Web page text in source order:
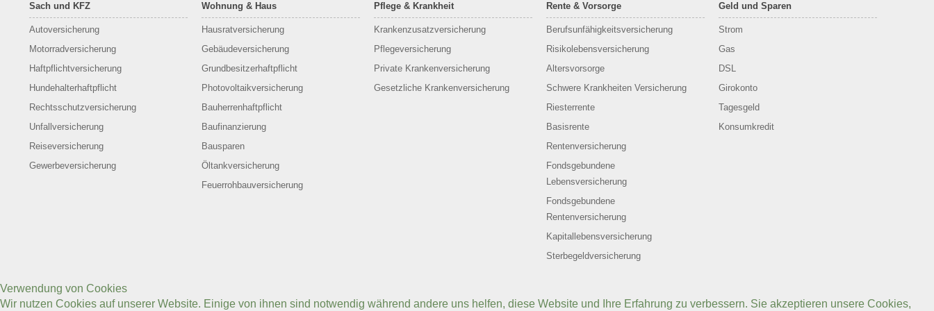
Sach und KFZ
Autoversicherung
Motorradversicherung
Haftpflichtversicherung
Hundehalterhaftpflicht
Rechtsschutzversicherung
Unfallversicherung
Reiseversicherung
Gewerbeversicherung
Wohnung & Haus
Hausratversicherung
Gebäudeversicherung
Grundbesitzerhaftpflicht
Photovoltaikversicherung
Bauherrenhaftpflicht
Baufinanzierung
Bausparen
Öltankversicherung
Feuerrohbauversicherung
Pflege & Krankheit
Krankenzusatzversicherung
Pflegeversicherung
Private Krankenversicherung
Gesetzliche Krankenversicherung
Rente & Vorsorge
Berufs­unfähigkeitsversicherung
Risikolebensversicherung
Altersvorsorge
Schwere Krankheiten Versicherung
Riesterrente
Basisrente
Rentenversicherung
Fondsgebundene
Lebensversicherung
Fondsgebundene
Rentenversicherung
Kapitallebensversicherung
Sterbegeldversicherung
Geld und Sparen
Strom
Gas
DSL
Girokonto
Tagesgeld
Konsumkredit
Verwendung von Cookies
Wir nutzen Cookies auf unserer Website. Einige von ihnen sind notwendig während andere uns helfen, diese Website und Ihre Erfahrung zu verbessern. Sie akzeptieren unsere Cookies,